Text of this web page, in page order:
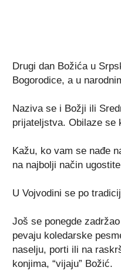
Drugi dan Božića u
Bogorodice, a u
Naziva se i Božji ili
prijateljstva. Obilaze se
Kažu, ko vam se nađe
na najbolji način
U Vojvodini se po
Još se ponegde
pevaju koledarske
naselju, porti ili na
konjima, “vijaju” Božić.